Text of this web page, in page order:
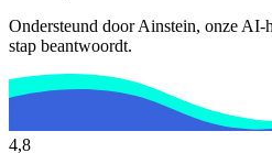
Ondersteund door Ainstein, onze AI-
stap beantwoordt.
4,8